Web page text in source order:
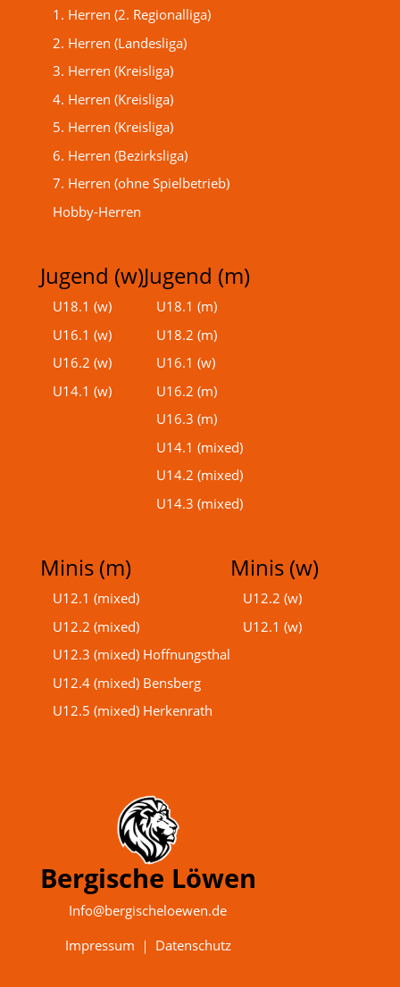
1. Herren (2. Regionalliga)
2. Herren (Landesliga)
3. Herren (Kreisliga)
4. Herren (Kreisliga)
5. Herren (Kreisliga)
6. Herren (Bezirksliga)
7. Herren (ohne Spielbetrieb)
Hobby-Herren
Jugend (w)
U18.1 (w)
U16.1 (w)
U16.2 (w)
U14.1 (w)
Jugend (m)
U18.1 (m)
U18.2 (m)
U16.1 (w)
U16.2 (m)
U16.3 (m)
U14.1 (mixed)
U14.2 (mixed)
U14.3 (mixed)
Minis (m)
U12.1 (mixed)
U12.2 (mixed)
U12.3 (mixed) Hoffnungsthal
U12.4 (mixed) Bensberg
U12.5 (mixed) Herkenrath
Minis (w)
U12.2 (w)
U12.1 (w)
Bergische Löwen
Info@bergischeloewen.de
Impressum ｜ Datenschutz